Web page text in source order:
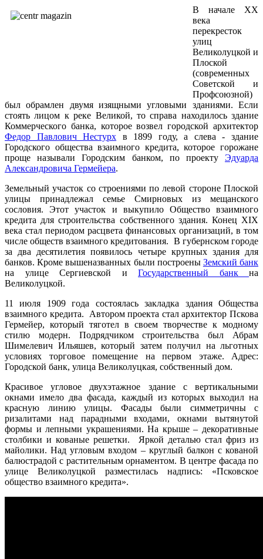
В начале XX
века
перекресток
улиц
Великолуцкой и
Плоской
(современных
Советской и
Профсоюзной)
был обрамлен двумя изящными угловыми зданиями. Если
стоять лицом к реке Великой, то справа находилось здание
Коммерческого банка, которое возвел городской архитектор
Федор Павлович Нестурх в 1899 году, а слева - здание
Городского общества взаимного кредита, которое горожане
проще называли Городским банком, по проекту Эдуарда
Александровича Гермейера.
Земельный участок со строениями по левой стороне Плоской
улицы принадлежал семье Смирновых из мещанского
сословия. Этот участок и выкупило Общество взаимного
кредита для строительства собственного здания. Конец XIX
века стал периодом расцвета финансовых организаций, в том
числе обществ взаимного кредитования. В губернском городе
за два десятилетия появилось четыре крупных здания для
банков. Кроме вышеназванных были построены Земский банк
на улице Сергиевской и Государственный банк на
Великолуцкой.
11 июля 1909 года состоялась закладка здания Общества
взаимного кредита. Автором проекта стал архитектор Пскова
Гермейер, который тяготел в своем творчестве к модному
стилю модерн. Подрядчиком строительства был Абрам
Шимелевич Ильяшев, который затем получил на льготных
условиях торговое помещение на первом этаже. Адрес:
Городской банк, улица Великолуцкая, собственный дом.
Красивое угловое двухэтажное здание с вертикальными
окнами имело два фасада, каждый из которых выходил на
красную линию улицы. Фасады были симметричны с
ризалитами над парадными входами, окнами вытянутой
формы и лепными украшениями. На крыше – декоративные
столбики и кованые решетки. Яркой деталью стал фриз из
майолики. Над угловым входом – круглый балкон с кованой
балюстрадой с растительным орнаментом. В центре фасада по
улице Великолуцкой разместилась надпись: «Псковское
общество взаимного кредита».